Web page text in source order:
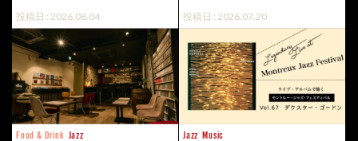
投稿日 : 2026.08.04 投稿日 : 2026.07.20
Food & Drink Jazz
Jazz Music